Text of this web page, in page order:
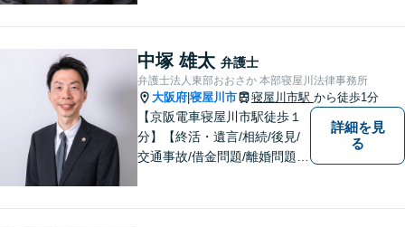
にご相談ください。【労災事
故：9年前の事故でも数千万円
の賠償を獲得】
中塚 雄太 弁護士
弁護士法人東部おおさか 本部寝屋川法律事務所
大阪府 寝屋川市 寝屋川市駅 から徒歩1分
【京阪電車寝屋川市駅徒歩１
分】【終活・遺言/相続/後見/
交通事故/借金問題/離婚問題等
詳細を見
る